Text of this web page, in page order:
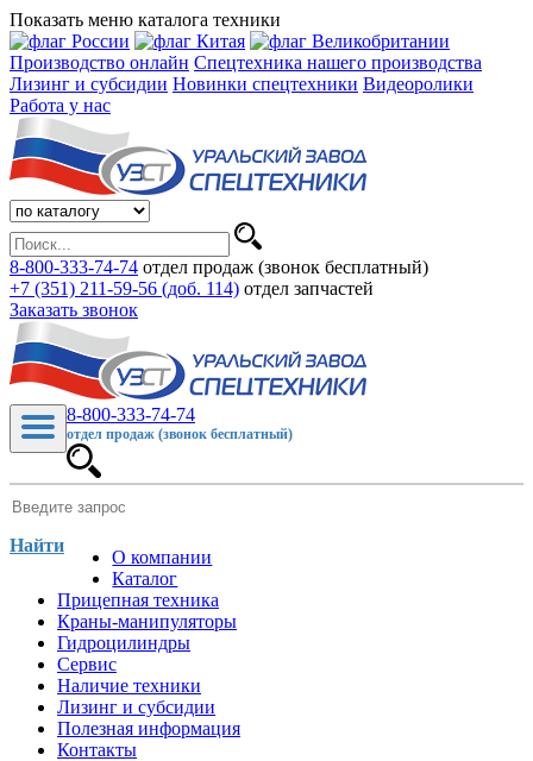
Показать меню каталога техники
Производство онлайн Спецтехника нашего производства
Лизинг и субсидии Новинки спецтехники Видеоролики
Работа у нас
8-800-333-74-74 отдел продаж (звонок бесплатный)
+7 (351) 211-59-56 (доб. 114) отдел запчастей
Заказать звонок
8-800-333-74-74
отдел продаж (звонок бесплатный)
Найти
О компании
Каталог
Прицепная техника
Краны-манипуляторы
Гидроцилиндры
Сервис
Наличие техники
Лизинг и субсидии
Полезная информация
Контакты